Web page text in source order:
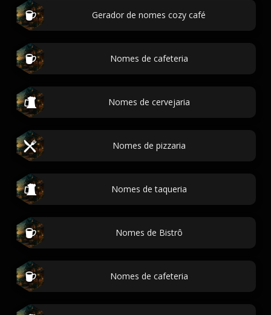
Gerador de nomes cozy café
Nomes de cafeteria
Nomes de cervejaria
Nomes de pizzaria
Nomes de taqueria
Nomes de Bistrô
Nomes de cafeteria